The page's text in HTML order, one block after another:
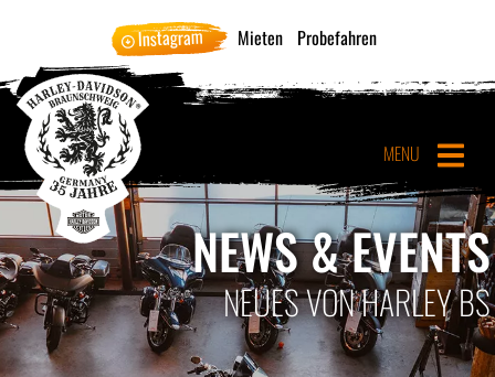
Instagram Mieten Probefahren
MENU
NEWS & EVENTS
NEUES VON HARLEY BS